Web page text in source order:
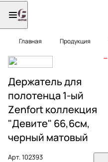
Главная Продукция
Держатель для
полотенца 1-ый
Zenfort коллекция
"Девите" 66,6см,
черный матовый
Арт.102393